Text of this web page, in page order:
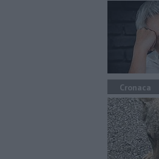
Cronaca